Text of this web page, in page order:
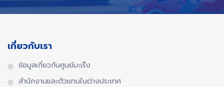
เกี่ยวกับเรา
ข้อมูลเกี่ยวกับศูนย์มะเร็ง
สำนักงานและตัวแทนในต่างประเทศ​